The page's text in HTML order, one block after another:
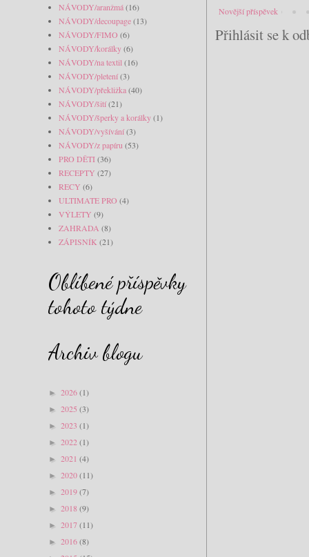
Novější příspěvek
Přihlásit se k
NÁVODY/aranžmá(16)
NÁVODY/decoupage(13)
NÁVODY/FIMO (6)
NÁVODY/korálky(6)
NÁVODY/na textil (16)
NÁVODY/pletení(3)
NÁVODY/překližka(40)
NÁVODY/šití(21)
NÁVODY/šperky a korálky(1)
NÁVODY/vyšívání(3)
NÁVODY/z papíru (53)
PRO DĚTI(36)
RECEPTY (27)
RECY (6)
ULTIMATE PRO (4)
VÝLETY (9)
ZAHRADA (8)
ZÁPISNÍK (21)
Oblíbené příspěvky
tohoto týdne
Archiv blogu
► 2026(1)
► 2025 (3)
► 2023 (1)
► 2022(1)
► 2021 (4)
► 2020(11)
► 2019(7)
► 2018 (9)
► 2017(11)
► 2016(8)